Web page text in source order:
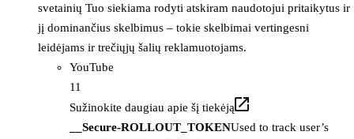
svetainių Tuo siekiama rodyti atskiram naudotojui pritaikytus ir
jį dominančius skelbimus – tokie skelbimai vertingesni
leidėjams ir trečiųjų šalių reklamuotojams.
YouTube
11
Sužinokite daugiau apie šį tiekėją
__Secure-ROLLOUT_TOKENUsed to track user’s